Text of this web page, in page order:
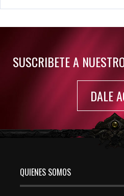
Rumor: Se filtran los primeros
SUSCRIBETE A
DALE
QUIENES SOMOS